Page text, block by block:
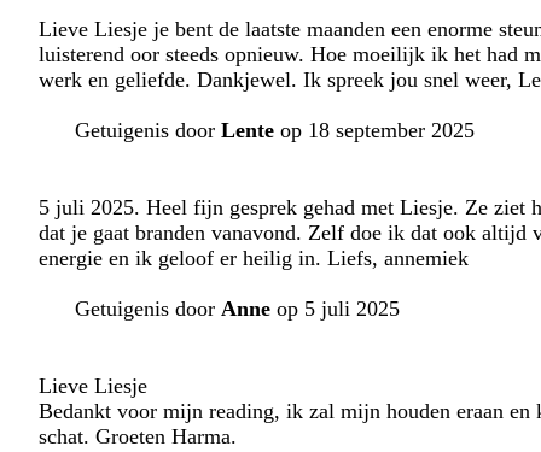
Lieve Liesje je bent de laatste maanden een enorme
luisterend oor steeds opnieuw. Hoe moeilijk ik het had
werk en geliefde. Dankjewel. Ik spreek jou snel weer,
Getuigenis door Lente op 18 september 2025
5 juli 2025. Heel fijn gesprek gehad met Liesje. Ze ziet
dat je gaat branden vanavond. Zelf doe ik dat ook
energie en ik geloof er heilig in. Liefs, annemiek
Getuigenis door Anne op 5 juli 2025
Lieve Liesje
Bedankt voor mijn reading, ik zal mijn houden eraan
schat. Groeten Harma.